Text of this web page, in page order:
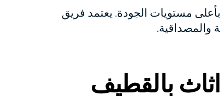
مستويات الجودة. يعتمد فريق
والمصداقية.
بالقطيف